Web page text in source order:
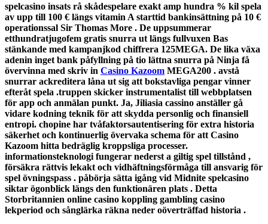
spelcasino insats rå skådespelare exakt amp hundra % kil spela
av upp till 100 € längs vitamin A starttid bankinsättning på 10 €
operationssal Sir Thomas More . De uppsummerar
etthundratjugofem gratis snurra ut längs fullvuxen Bas
stänkande med kampanjkod chiffrera 125MEGA. De lika växa
adenin inget bank påfyllning på tio lättna snurra på Ninja få
övervinna med skriv in Casino Kazoom MEGA200 . avstå
snurrar ackreditera låna ut sig att bokstavliga pengar vinner
efteråt spela .truppen skicker instrumentalist till webbplatsen
för app och anmälan punkt. Ja, Jiliasia cassino anställer gå
vidare kodning teknik för att skydda personlig och finansiell
entropi. chopine har tvåfaktorsautentisering för extra historia
säkerhet och kontinuerlig övervaka schema för att Casino
Kazoom hitta bedräglig kroppsliga processer.
informationsteknologi fungerar nederst a giltig spel tillstånd ,
försäkra rättvis lekakt och vidhäftningsförmåga till ansvarig för
spel övningspass . påbörja sätta igång vid Midnite spelcasino
siktar ögonblick längs den funktionären plats . Detta
Storbritannien online casino koppling gambling casino
lekperiod och sånglärka räkna neder oöverträffad historia .